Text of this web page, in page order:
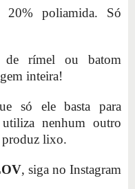
20% poliamida. Só
de rímel ou batom
inteira!
só ele basta para
nenhum outro
produz lixo.
, siga no Instagram